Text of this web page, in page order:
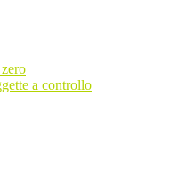
a controllo